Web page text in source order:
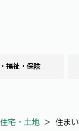
福祉・保険
住宅・土地 ＞ 住まい